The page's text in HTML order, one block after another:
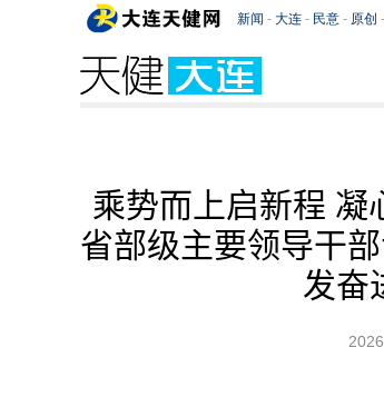
乘势而上启新程
省部级主要领导干
发奋